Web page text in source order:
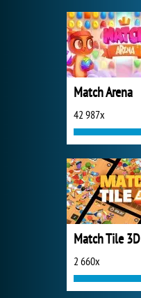
Match Arena
42 987x
Match Tile 3D
2 660x